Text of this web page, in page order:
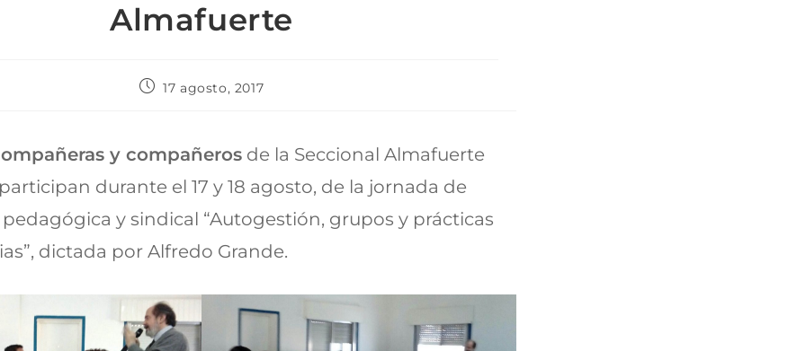
Almafuerte
17 agosto, 2017
y compañeros de la Seccional Almafuerte
durante el 17 y 18 agosto, de la jornada de
y sindical “Autogestión, grupos y prácticas
dictada por Alfredo Grande.